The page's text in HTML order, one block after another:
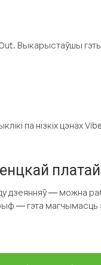
Выкарыстаўшы
па нізкіх цэнах
платай
— можна
— гэта магчымасць